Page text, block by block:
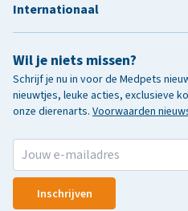
Wil je niets missen?
Schrijf je nu in voor de Medpets
nieuwtjes, leuke acties, exclusieve
onze dierenarts. Voorwaarden
Inschrijven
Internationaal